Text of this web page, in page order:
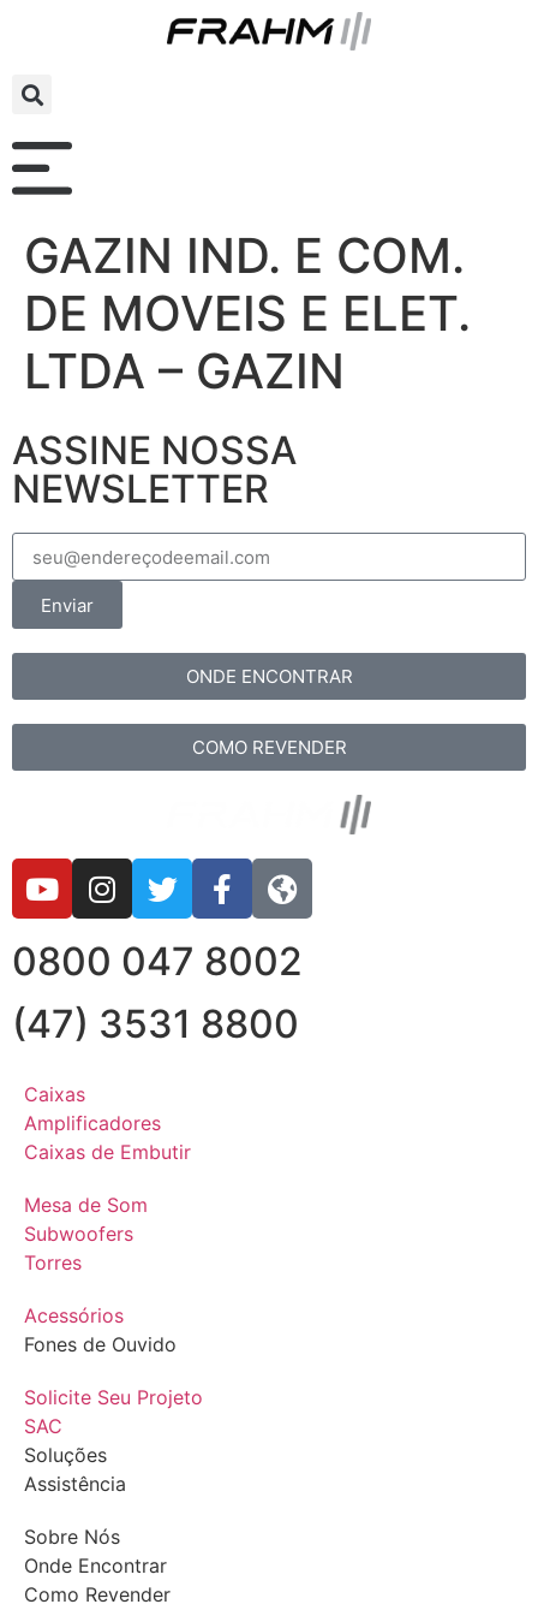
GAZIN IND. E COM.
DE MOVEIS E ELET.
LTDA – GAZIN
ASSINE NOSSA
NEWSLETTER
Enviar
ONDE ENCONTRAR
COMO REVENDER
0800 047 8002
(47) 3531 8800
Caixas
Amplificadores
Caixas de Embutir
Mesa de Som
Subwoofers
Torres
Acessórios
Fones de Ouvido
Solicite Seu Projeto
SAC
Soluções
Assistência
Sobre Nós
Onde Encontrar
Como Revender